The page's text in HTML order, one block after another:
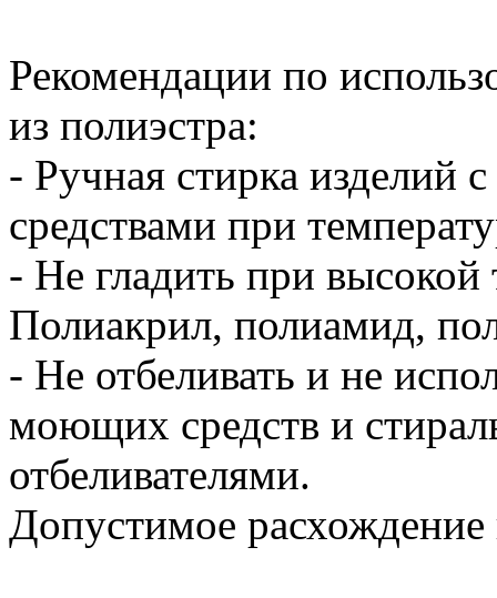
Рекомендации по
из полиэстра:
- Ручная стирка
средствами при
- Не гладить при
Полиакрил, полиамид,
- Не отбеливать и не
моющих средств и
отбеливателями.
Допустимое расхождение